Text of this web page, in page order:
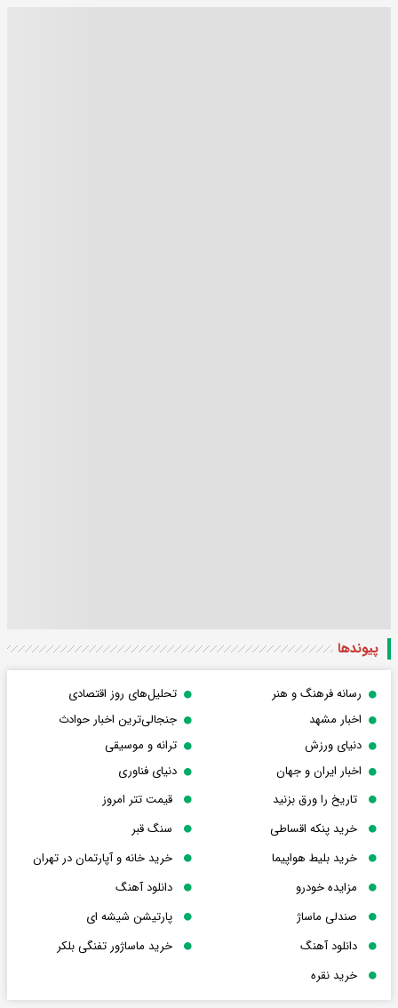
پیوندها
رسانه فرهنگ و هنر
تحلیل‌های روز اقتصادی
اخبار مشهد
جنجالی‌ترین اخبار حوادث
دنیای ورزش
ترانه و موسیقی
اخبار ایران و جهان
دنیای فناوری
تاریخ را ورق بزنید
قیمت تتر امروز
خرید پنکه اقساطی
سنگ قبر
خرید بلیط هواپیما
خرید خانه و آپارتمان در تهران
مزایده خودرو
دانلود آهنگ
صندلی ماساژ
پارتیشن شیشه ای
دانلود آهنگ
خرید ماساژور تفنگی بلکر
خرید نقره